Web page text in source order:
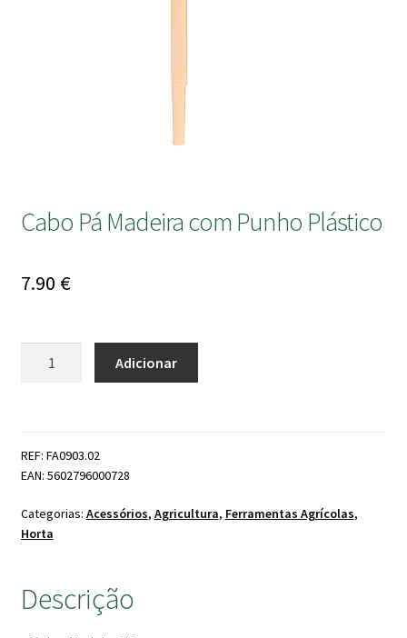
Cabo Pá Madeira com Punho Plástico
7.90 €
com
Plástico
Adicionar
REF: FA0903.02
EAN: 5602796000728
Categorias: Acessórios, Agricultura, Ferramentas Agrícolas,
Horta
Descrição